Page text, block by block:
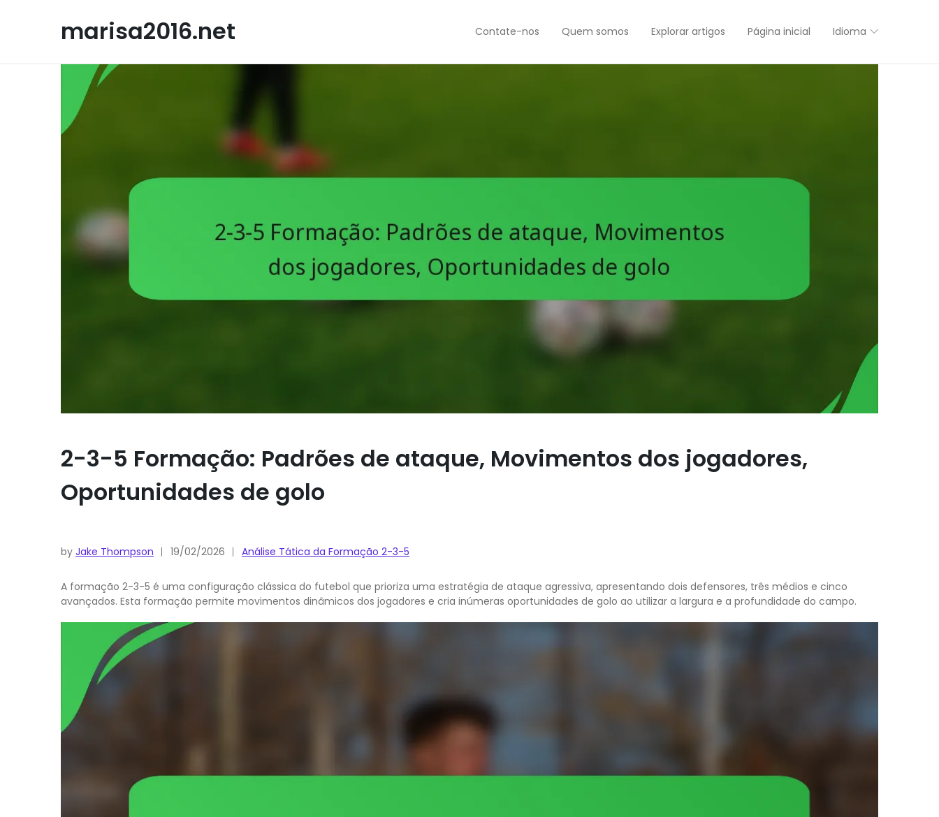
marisa2016.net Contate-nos Quem somos Explorar artigos Página inicial Idioma
2-3-5 Formação: Padrões de ataque, Movimentos dos jogadores,
Oportunidades de golo
by Jake Thompson 19/02/2026 Análise Tática da Formação 2-3-5
A formação 2-3-5 é uma configuração clássica do futebol que prioriza uma estratégia de ataque agressiva, apresentando dois defensores, três médios e cinco
avançados. Esta formação permite movimentos dinâmicos dos jogadores e cria inúmeras oportunidades de golo ao utilizar a largura e a profundidade do campo.